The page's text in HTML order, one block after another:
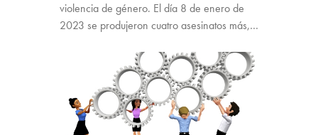
violencia de género. El día 8 de enero de
2023 se produjeron cuatro asesinatos más,…